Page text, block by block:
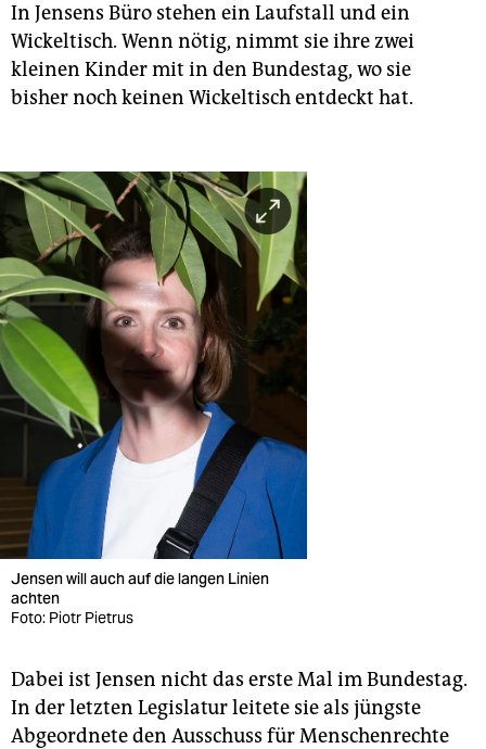
In Jensens Büro stehen ein Laufstall und ein
Wickeltisch. Wenn nötig, nimmt sie ihre zwei
kleinen Kinder mit in den Bundestag, wo sie
bisher noch keinen Wickeltisch entdeckt hat.
Jensen will auch auf die langen Linien
achten
Foto: Piotr Pietrus
Dabei ist Jensen nicht das erste Mal im Bundestag.
In der letzten Legislatur leitete sie als jüngste
Abgeordnete den Ausschuss für Menschenrechte